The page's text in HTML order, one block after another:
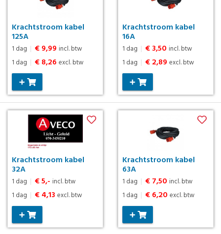
Krachtstroom kabel
125A
1 dag | € 9,99 incl. btw
1 dag | € 8,26 excl. btw
Krachtstroom kabel
16A
1 dag | € 3,50 incl. btw
1 dag | € 2,89 excl. btw
Krachtstroom kabel
32A
1 dag | € 5,- incl. btw
1 dag | € 4,13 excl. btw
Krachtstroom kabel
63A
1 dag | € 7,50 incl. btw
1 dag | € 6,20 excl. btw